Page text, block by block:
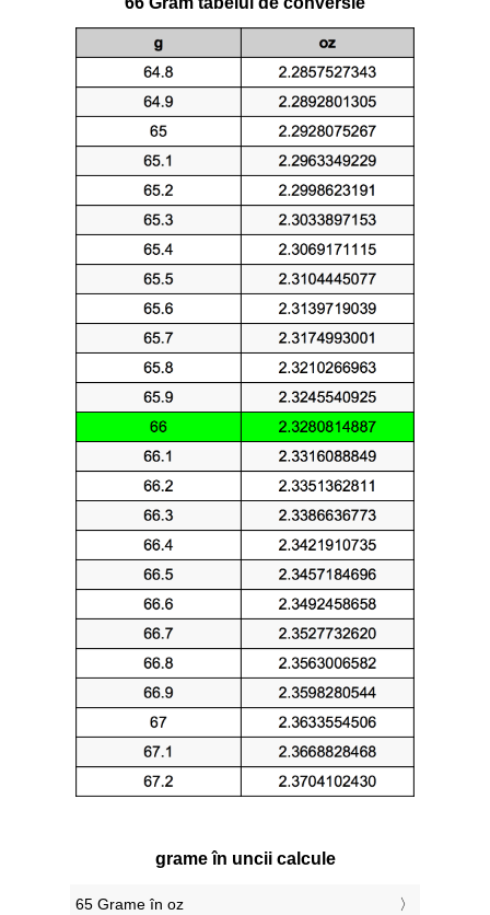
grame în uncii calcule
65 Grame în oz